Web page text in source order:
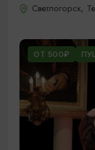
Светлогорск,
ОТ 500₽